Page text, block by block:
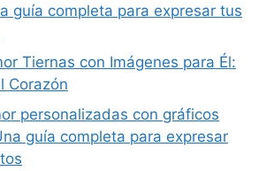
guía completa para expresar tus
Tiernas con Imágenes para Él:
Corazón
personalizadas con gráficos
guía completa para expresar